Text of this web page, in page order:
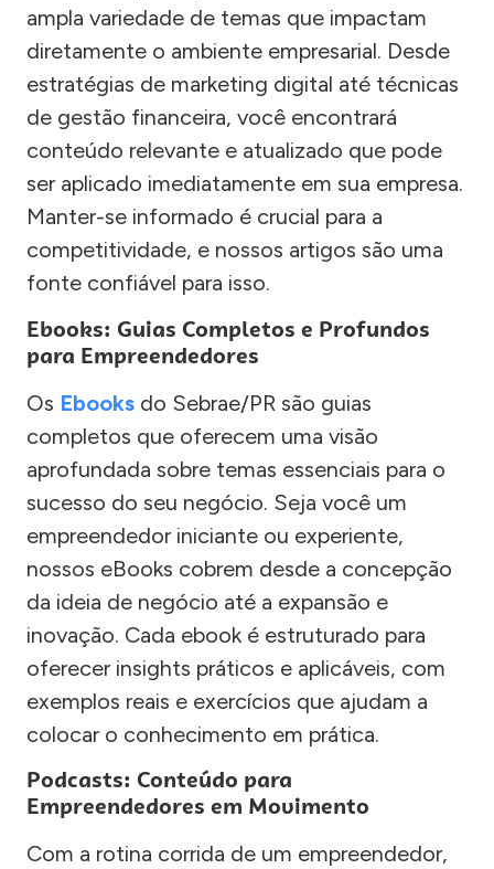
ampla variedade de temas que impactam
diretamente o ambiente empresarial. Desde
estratégias de marketing digital até técnicas
de gestão financeira, você encontrará
conteúdo relevante e atualizado que pode
ser aplicado imediatamente em sua empresa.
Manter-se informado é crucial para a
competitividade, e nossos artigos são uma
fonte confiável para isso.
Ebooks: Guias Completos e Profundos
para Empreendedores
Os Ebooks do Sebrae/PR são guias
completos que oferecem uma visão
aprofundada sobre temas essenciais para o
sucesso do seu negócio. Seja você um
empreendedor iniciante ou experiente,
nossos eBooks cobrem desde a concepção
da ideia de negócio até a expansão e
inovação. Cada ebook é estruturado para
oferecer insights práticos e aplicáveis, com
exemplos reais e exercícios que ajudam a
colocar o conhecimento em prática.
Podcasts: Conteúdo para
Empreendedores em Movimento
Com a rotina corrida de um empreendedor,